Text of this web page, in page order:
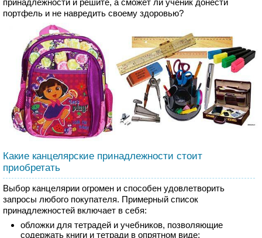
принадлежности и решите, а сможет ли ученик донести
портфель и не навредить своему здоровью?
Какие канцелярские принадлежности стоит
приобретать
Выбор канцелярии огромен и способен удовлетворить
запросы любого покупателя. Примерный список
принадлежностей включает в себя:
обложки для тетрадей и учебников, позволяющие
содержать книги и тетради в опрятном виде;